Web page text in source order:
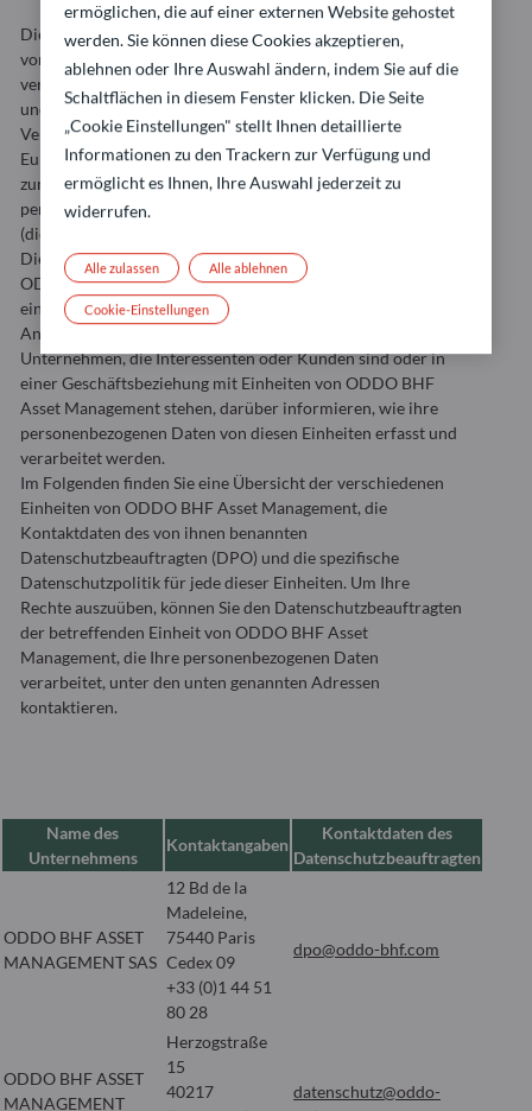
Die im Bereich der Vermögensverwaltung tätigen Einheiten
von ODDO BHF („ODDO BHF Asset Management“)
verpflichten sich sicherzustellen, dass die auf dieser Website
und im Rahmen ihrer Verwaltungstätigkeiten durchgeführte
Verarbeitung mit der Verordnung (EU) 2016/679 des
Europäischen Parlaments und des Rates vom 27. April 2016
zum Schutz natürlicher Personen bei der Verarbeitung
personenbezogener Daten und zum freien Datenverkehr
(die „DSGVO“) im Einklang steht.
Diese Richtlinie soll alle Personen, die mit Einheiten von
ODDO BHF Asset Management zusammenarbeiten,
einschließlich Vertretern, Direktoren, leitenden
Angestellten oder wirtschaftlichen Eigentümern von
Unternehmen, die Interessenten oder Kunden sind oder in
einer Geschäftsbeziehung mit Einheiten von ODDO BHF
Asset Management stehen, darüber informieren, wie ihre
personenbezogenen Daten von diesen Einheiten erfasst und
verarbeitet werden.
Im Folgenden finden Sie eine Übersicht der verschiedenen
Einheiten von ODDO BHF Asset Management, die
Kontaktdaten des von ihnen benannten
Datenschutzbeauftragten (DPO) und die spezifische
Datenschutzpolitik für jede dieser Einheiten. Um Ihre
Rechte auszuüben, können Sie den Datenschutzbeauftragten
der betreffenden Einheit von ODDO BHF Asset
Management, die Ihre personenbezogenen Daten
verarbeitet, unter den unten genannten Adressen
kontaktieren.
Name des
Unternehmens
Kontaktangaben
Kontaktdaten des
Datenschutzbeauftragten
ODDO BHF ASSET
MANAGEMENT SAS
12 Bd de la
Madeleine,
75440 Paris
Cedex 09
+33 (0)1 44 51
80 28
dpo@oddo-bhf.com
ODDO BHF ASSET
MANAGEMENT
Herzogstraße
15
40217
datenschutz@oddo-
ermöglichen, die auf einer externen Website gehostet
werden. Sie können diese Cookies akzeptieren,
ablehnen oder Ihre Auswahl ändern, indem Sie auf die
Schaltflächen in diesem Fenster klicken. Die Seite
„Cookie Einstellungen" stellt Ihnen detaillierte
Informationen zu den Trackern zur Verfügung und
ermöglicht es Ihnen, Ihre Auswahl jederzeit zu
widerrufen.
Alle ablehnen
Alle zulassen
Cookie-Einstellungen